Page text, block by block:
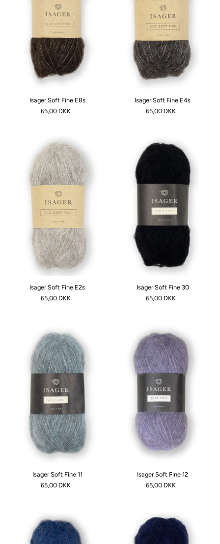
Isager Soft Fine E8s
65,00 DKK
Isager Soft Fine E4s
65,00 DKK
Isager Soft Fine E2s
65,00 DKK
Isager Soft Fine 30
65,00 DKK
Isager Soft Fine 11
65,00 DKK
Isager Soft Fine 12
65,00 DKK